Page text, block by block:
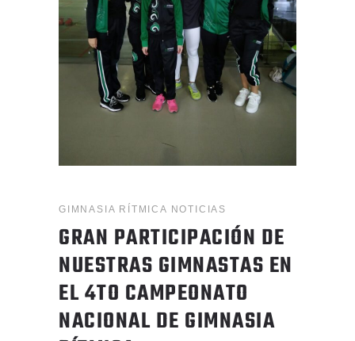
GIMNASIA RÍTMICA NOTICIAS
GRAN PARTICIPACIÓN DE
NUESTRAS GIMNASTAS EN
EL 4TO CAMPEONATO
NACIONAL DE GIMNASIA